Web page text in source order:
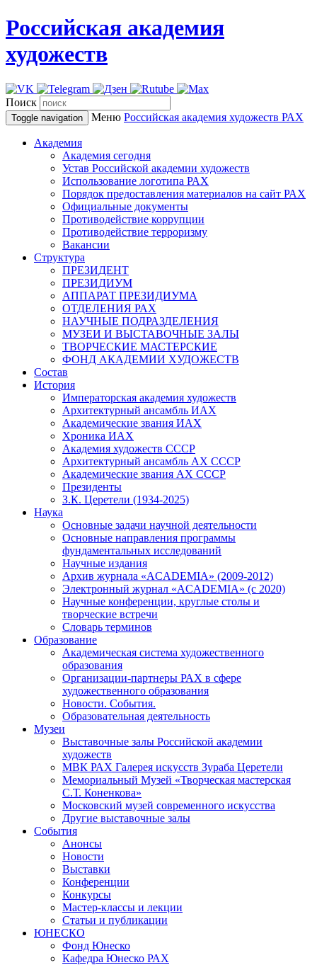
Российская академия
художеств
Поиск
Toggle navigation Меню Российская академия художеств РАХ
Академия
Академия сегодня
Устав Российской академии художеств
Использование логотипа РАХ
Порядок предоставления материалов на сайт РАХ
Официальные документы
Противодействие коррупции
Противодействие терроризму
Вакансии
Структура
ПРЕЗИДЕНТ
ПРЕЗИДИУМ
АППАРАТ ПРЕЗИДИУМА
ОТДЕЛЕНИЯ РАХ
НАУЧНЫЕ ПОДРАЗДЕЛЕНИЯ
МУЗЕИ И ВЫСТАВОЧНЫЕ ЗАЛЫ
ТВОРЧЕСКИЕ МАСТЕРСКИЕ
ФОНД АКАДЕМИИ ХУДОЖЕСТВ
Состав
История
Императорская академия художеств
Архитектурный ансамбль ИАХ
Академические звания ИАХ
Хроника ИАХ
Академия художеств СССР
Архитектурный ансамбль АХ СССР
Академические звания АХ СССР
Президенты
З.К. Церетели (1934-2025)
Наука
Основные задачи научной деятельности
Основные направления программы
фундаментальных исследований
Научные издания
Архив журнала «ACADEMIA» (2009-2012)
Электронный журнал «ACADEMIA» (с 2020)
Научные конференции, круглые столы и
творческие встречи
Словарь терминов
Образование
Академическая система художественного
образования
Организации-партнеры РАХ в сфере
художественного образования
Новости. События.
Образовательная деятельность
Музеи
Выставочные залы Российской академии
художеств
МВК РАХ Галерея искусств Зураба Церетели
Мемориальный Музей «Творческая мастерская
С.Т. Коненкова»
Московский музей современного искусства
Другие выставочные залы
События
Анонсы
Новости
Выставки
Конференции
Конкурсы
Мастер-классы и лекции
Статьи и публикации
ЮНЕСКО
Фонд Юнеско
Кафедра Юнеско РАХ